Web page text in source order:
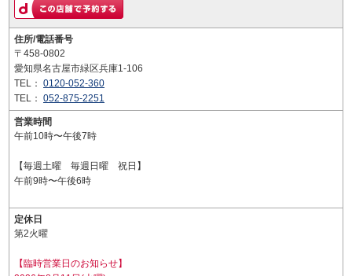
住所/電話番号
〒458-0802
愛知県名古屋市緑区兵庫1-106
TEL： 0120-052-360
TEL： 052-875-2251
営業時間
午前10時〜午後7時
【毎週土曜 毎週日曜 祝日】
午前9時〜午後6時
定休日
第2火曜
【臨時営業日のお知らせ】